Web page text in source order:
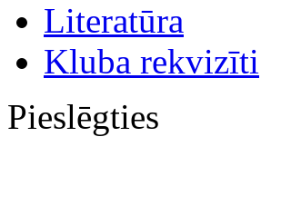
Literatūra
Kluba rekvizīti
Pieslēgties